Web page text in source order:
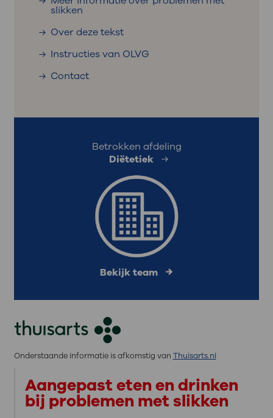
slikken
Over deze tekst
Instructies van OLVG
Contact
Betrokken afdeling
Diëtetiek
Bekijk team
Onderstaande informatie is afkomstig van Thuisarts.nl
Aangepast eten en drinken
bij problemen met slikken